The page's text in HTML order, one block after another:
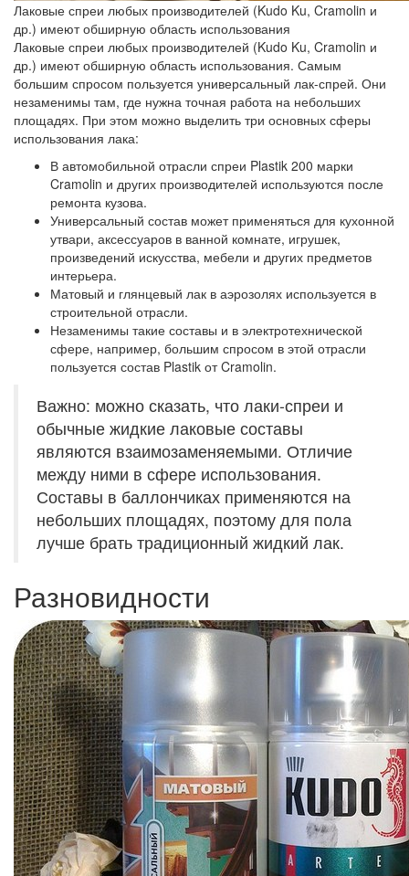
Лаковые спреи любых производителей (Kudo Ku, Cramolin и
др.) имеют обширную область использования
Лаковые спреи любых производителей (Kudo Ku, Cramolin и
др.) имеют обширную область использования. Самым
большим спросом пользуется универсальный лак-спрей. Они
незаменимы там, где нужна точная работа на небольших
площадях. При этом можно выделить три основных сферы
использования лака:
В автомобильной отрасли спреи Plastik 200 марки
Cramolin и других производителей используются после
ремонта кузова.
Универсальный состав может применяться для кухонной
утвари, аксессуаров в ванной комнате, игрушек,
произведений искусства, мебели и других предметов
интерьера.
Матовый и глянцевый лак в аэрозолях используется в
строительной отрасли.
Незаменимы такие составы и в электротехнической
сфере, например, большим спросом в этой отрасли
пользуется состав Plastik от Cramolin.
Важно: можно сказать, что лаки-спреи и
обычные жидкие лаковые составы
являются взаимозаменяемыми. Отличие
между ними в сфере использования.
Составы в баллончиках применяются на
небольших площадях, поэтому для пола
лучше брать традиционный жидкий лак.
Разновидности